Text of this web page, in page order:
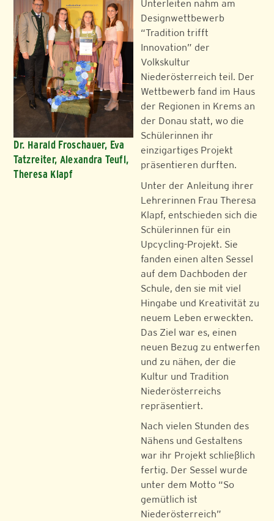
Dr. Harald Froschauer, Eva
Tatzreiter, Alexandra Teufl,
Theresa Klapf
Unterleiten nahm am
Designwettbewerb
“Tradition trifft
Innovation” der
Volkskultur
Niederösterreich teil. Der
Wettbewerb fand im Haus
der Regionen in Krems an
der Donau statt, wo die
Schülerinnen ihr
einzigartiges Projekt
präsentieren durften.
Unter der Anleitung ihrer
Lehrerinnen Frau Theresa
Klapf, entschieden sich die
Schülerinnen für ein
Upcycling-Projekt. Sie
fanden einen alten Sessel
auf dem Dachboden der
Schule, den sie mit viel
Hingabe und Kreativität zu
neuem Leben erweckten.
Das Ziel war es, einen
neuen Bezug zu entwerfen
und zu nähen, der die
Kultur und Tradition
Niederösterreichs
repräsentiert.
Nach vielen Stunden des
Nähens und Gestaltens
war ihr Projekt schließlich
fertig. Der Sessel wurde
unter dem Motto “So
gemütlich ist
Niederösterreich”